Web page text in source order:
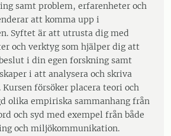
samt problem, erfarenheter och
att komma upp i
Syftet är att utrusta dig med
och verktyg som hjälper dig att
i din egen forskning samt
i att analysera och skriva
försöker placera teori och
olika empiriska sammanhang från
och syd med exempel från både
och miljökommunikation.